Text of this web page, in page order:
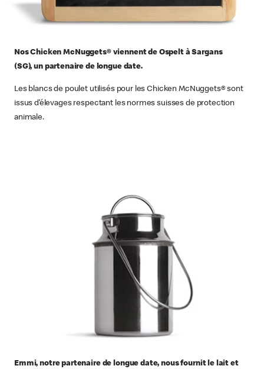
Nos Chicken McNuggets® viennent de Ospelt à Sargans
(SG),un partenaire de longue date.
Les blancs de poulet utilisés pour les Chicken McNuggets® sont
issus d’élevages respectant les normes suisses de protection
animale.
Emmi, notre partenaire de longue date, nous fournit le lait et